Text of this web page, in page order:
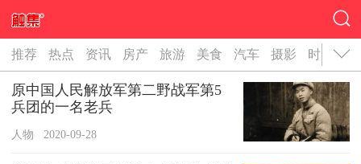
推荐 热点 资讯 房产 旅游 美食 汽车 摄影 时尚 名
原中国人民解放军第二野战军第5
兵团的一名老兵
人物 2020-09-28